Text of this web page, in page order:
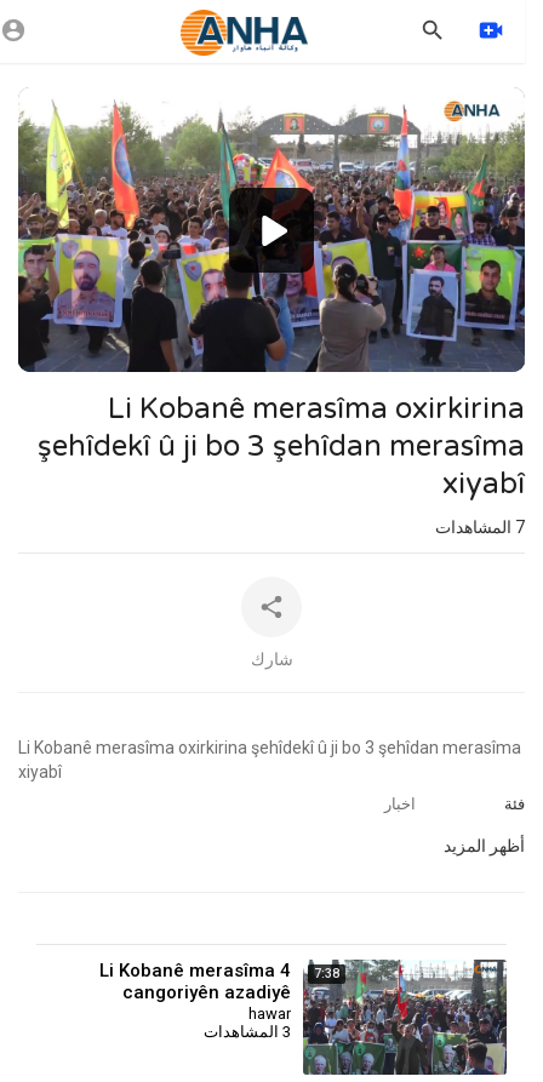
Video
Player
1080p
360p
240p
auto
Li Kobanê merasîma oxirkirina
şehîdekî û ji bo 3 şehîdan merasîma
xiyabî
المشاهدات
شارك
⁣Li Kobanê merasîma oxirkirina şehîdekî û ji bo 3 şehîdan merasîma
xiyabî
فئة اخبار
أظهر المزيد
7:38
Li Kobanê merasîma 4
cangoriyên azadiyê
hawar
3 المشاهدات